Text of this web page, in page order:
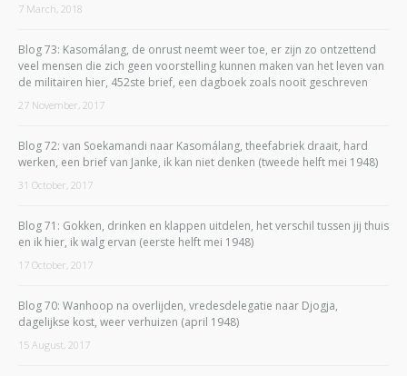
7 March, 2018
Blog 73: Kasomálang, de onrust neemt weer toe, er zijn zo ontzettend
veel mensen die zich geen voorstelling kunnen maken van het leven van
de militairen hier, 452ste brief, een dagboek zoals nooit geschreven
27 November, 2017
Blog 72: van Soekamandi naar Kasomálang, theefabriek draait, hard
werken, een brief van Janke, ik kan niet denken (tweede helft mei 1948)
31 October, 2017
Blog 71: Gokken, drinken en klappen uitdelen, het verschil tussen jij thuis
en ik hier, ik walg ervan (eerste helft mei 1948)
17 October, 2017
Blog 70: Wanhoop na overlijden, vredesdelegatie naar Djogja,
dagelijkse kost, weer verhuizen (april 1948)
15 August, 2017